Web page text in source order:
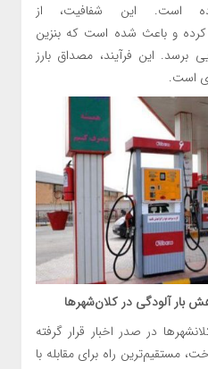
است. این شفافیت، از
و باعث شده است که بنزین
برسد. این فرآیند، مصداق بارز
است.‌
آلودگی در کلان‌شهرها
در صدر اخبار قرار گرفته
راه برای مقابله با